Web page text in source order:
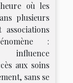
où les
plusieurs
:
influence
aux soins
sans se